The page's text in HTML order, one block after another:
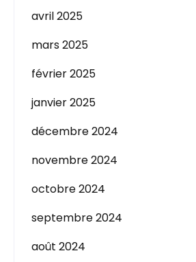
avril 2025
mars 2025
février 2025
janvier 2025
décembre 2024
novembre 2024
octobre 2024
septembre 2024
août 2024